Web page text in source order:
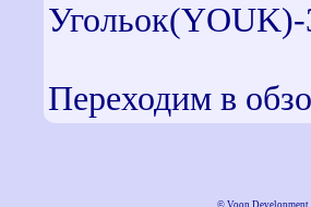
Переходим в
© Voon Development